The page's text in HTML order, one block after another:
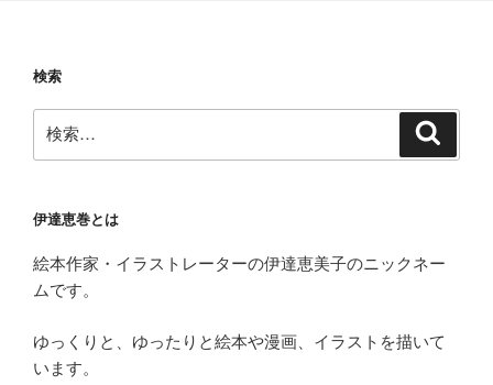
検索
索:
伊達恵巻とは
絵本作家・イラストレーターの伊達恵美子のニックネー
ムです。
ゆっくりと、ゆったりと絵本や漫画、イラストを描いて
います。